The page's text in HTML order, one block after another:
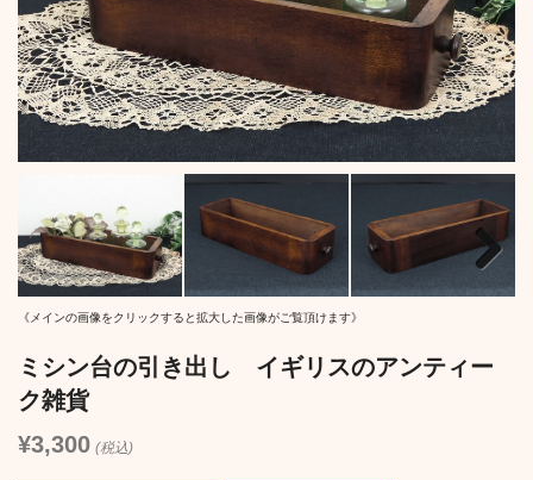
Next
Next
《メインの画像をクリックすると拡大した画像がご覧頂けます》
ミシン台の引き出し イギリスのアンティー
ク雑貨
¥3,300 (税込)